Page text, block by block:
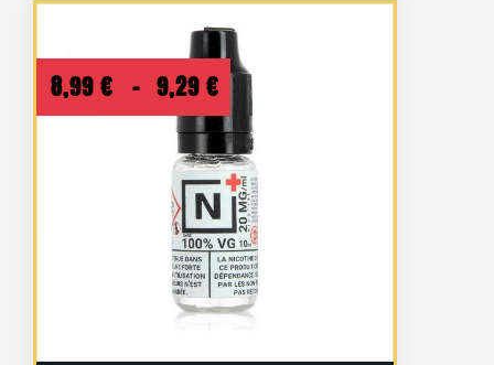
8,99 € – 9,29 € Plage
de
prix :
8,99 €
à
9,29 €